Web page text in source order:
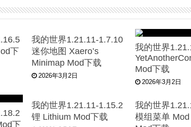
下
我的世界1.21.11-1.7.10
迷你地图 Xaero’s
Minimap Mod下载
2026年3月2日
我的世界
Mod下载
2026年3月2日
下
我的世界1.21.11-1.15.2
锂 Lithium Mod下载
我的世界
模组菜单